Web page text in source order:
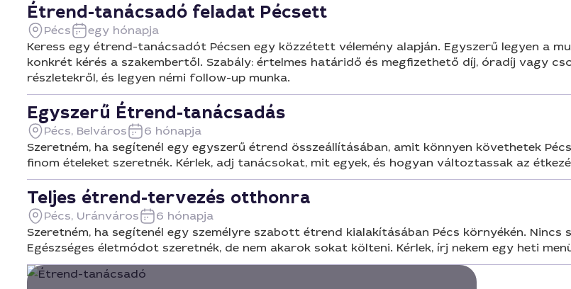
Étrend-tanácsadó feladat Pécsett
Pécs
egy hónapja
Keress egy étrend-tanácsadót Pécsen egy közzétett vélemény alapján. Egyszerű legyen a
konkrét kérés a szakembertől. Szabály: értelmes határidő és megfizethető díj, óradíj vagy
részletekről, és legyen némi follow-up munka.
Egyszerű Étrend-tanácsadás
Pécs, Belváros
6 hónapja
Szeretném, ha segítenél egy egyszerű étrend összeállításában, amit könnyen követhetek
finom ételeket szeretnék. Kérlek, adj tanácsokat, mit egyek, és hogyan változtassak az
Teljes étrend-tervezés otthonra
Pécs, Uránváros
6 hónapja
Szeretném, ha segítenél egy személyre szabott étrend kialakításában Pécs környékén.
Egészséges életmódot szeretnék, de nem akarok sokat költeni. Kérlek, írj nekem egy heti